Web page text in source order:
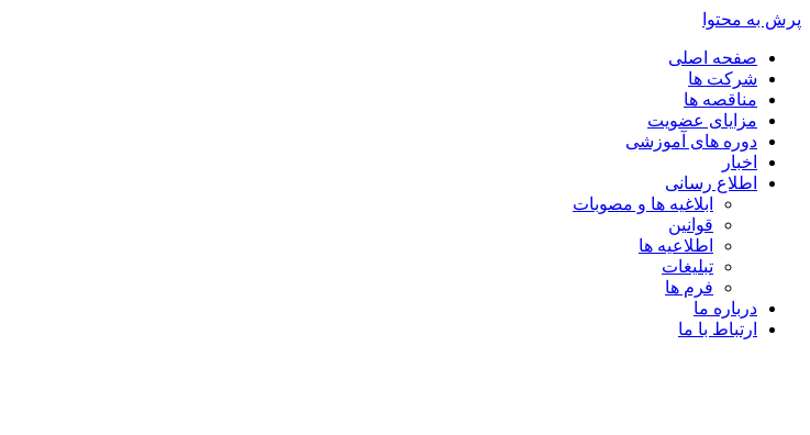
پرش به محتوا
صفحه اصلی
شرکت ها
مناقصه ها
مزایای عضویت
دوره های آموزشی
اخبار
اطلاع رسانی
ابلاغیه ها و مصوبات
قوانین
اطلاعیه ها
تبلیغات
فرم ها
درباره ما
ارتباط با ما